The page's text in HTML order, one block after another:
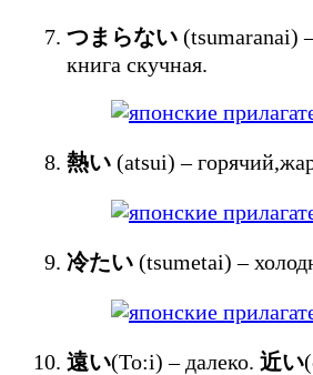
つまらない (tsumaranai)
книга скучная.
熱い (atsui) –
冷たい (tsumetai) –
遠い(To:i) – далеко. 近い